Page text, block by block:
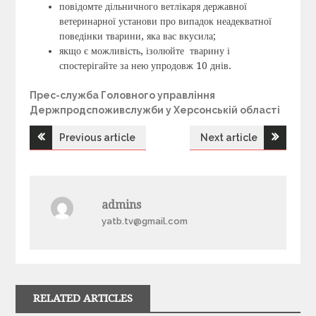
повідомте дільничного ветлікаря державної
ветеринарної установи про випадок неадекватної
поведінки тварини, яка вас вкусила;
якщо є можливість, ізолюйте тварину і
спостерігайте за нею упродовж 10 днів.
Прес-служба Головного управління
Держпродспоживслужби у Херсонській області
Н
г
Previous article Next article
admins
yatb.tv@gmail.com
RELATED ARTICLES